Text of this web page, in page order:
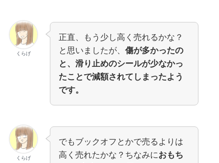
くらげ
正直、もう少し高く売れるかな？
と思いましたが、 傷が多かったの
と、滑り止めのシールが少なかっ
たことで減額されてしまったよう
です。
くらげ
でもブックオフとかで売るよりは
高く売れたかな？ちなみにおもち